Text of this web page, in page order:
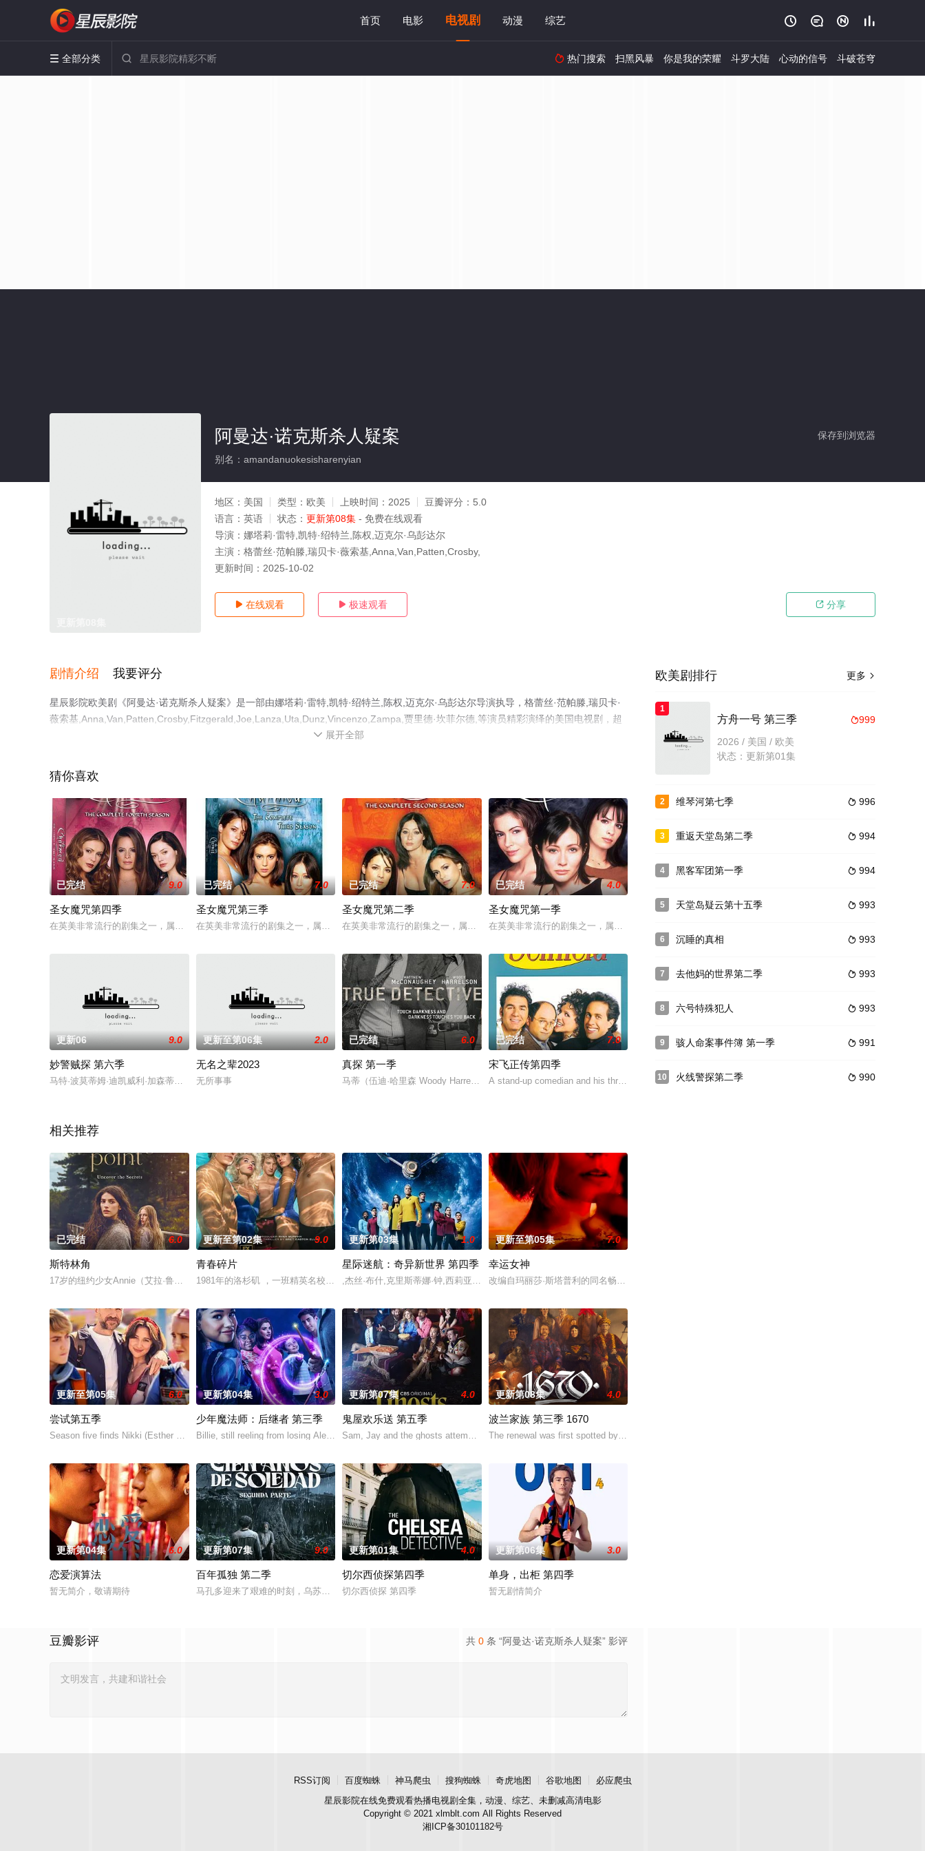
首页 电影 电视剧 动漫 综艺    
 全部分类   热门搜索 扫黑风暴 你是我的荣耀 斗罗大陆 心动的信号 斗破苍穹
保存到浏览器
阿曼达·诺克斯杀人疑案
别名：amandanuokesisharenyian
地区： 美国 类型： 欧美 上映时间： 2025 豆瓣评分： 5.0
语言： 英语 状态： 更新第08集 - 免费在线观看
导演： 娜塔莉·雷特,凯特·绍特兰,陈权,迈克尔·乌彭达尔
主演： 格蕾丝·范帕滕,瑞贝卡·薇索基,Anna,Van,Patten,Crosby,
更新时间： 2025-10-02
 在线观看  极速观看  分享
剧情介绍 我要评分
星辰影院欧美剧《阿曼达·诺克斯杀人疑案》是一部由娜塔莉·雷特,凯特·绍特兰,陈权,迈克尔·乌彭达尔导演执导，格蕾丝·范帕滕,瑞贝卡·
薇索基,Anna,Van,Patten,Crosby,Fitzgerald,Joe,Lanza,Uta,Dunz,Vincenzo,Zampa,贾里德·坎菲尔德,等演员精彩演绎的美国电视剧，超
前点播免费观看高清无删减完整版电视剧全集就上星辰影视，更多相关信息可移步至豆瓣电视剧、电视猫或剧情网等平台了解。
 展开全部
猜你喜欢
已完结 9.0
圣女魔咒第四季
在英美非常流行的剧集之一，属于与Buffy同类型的魔届奇幻电视剧，同样也都是WB公司出品。三个魅力非凡的女巫在普通人生活面具下，运用超凡的法术对抗邪恶黑暗力量的故事。音乐剧情都可圈可点。by:meijubar
已完结 7.0
圣女魔咒第三季
在英美非常流行的剧集之一，属于与Buffy同类型的魔届奇幻电视剧，同样也都是WB公司出品。三个魅力非凡的女巫在普通人生活面具下，运用超凡的法术对抗邪恶黑暗力量的故事。音
已完结 7.0
圣女魔咒第二季
在英美非常流行的剧集之一，属于与Buffy同类型的魔届奇幻电视剧，同样也都是WB公司出品。三个魅力非凡的女巫在普通人生活面具下，运用超
已完结 4.0
圣女魔咒第一季
在英美非常流行的剧集之一，属于与Buffy同类型的魔届奇幻电视剧，同样也都是WB公司出品。三个魅力非
更新06 9.0
妙警贼探 第六季
马特·波莫蒂姆·迪凯威利·加森蒂凡妮·西森
更新至第06集 2.0
无名之辈2023
无所事事
已完结 6.0
真探 第一季
马蒂（伍迪·哈里森 Woody Harrelson 饰）和拉斯特（马修·麦康纳 Matthew McConaughey 饰）是一对合作多年的搭档，马蒂为人开朗圆滑，在警
已完结 7.0
宋飞正传第四季
A stand-up comedian and his three offbeat friends weather the pitfalls and payoffs of life in New York City in
相关推荐
已完结 6.0
斯特林角
17岁的纽约少女Annie（艾拉·鲁宾 饰）和双胞胎哥哥由养父抚养长大。她无意中继承了神秘外祖父在加拿大的一座岛屿。于是她前往加拿大度过了一个夏
更新至第02集 9.0
青春碎片
1981年的洛杉矶 ，一班精英名校的高中生原本过住灿烂生活，直至一位神秘转校生出现。与此同时，专门猎杀青少年的连环杀人魔“The Trawler
更新第03集 1.0
星际迷航：奇异新世界 第四季
,杰丝·布什,克里斯蒂娜·钟,西莉亚·罗丝·古丁,阿德里安·霍姆斯,克里斯汀·霍恩,丹·让诺特,卡罗尔·凯恩,亚历克丝·卡普,安松·蒙特,Chris,Myers,梅利莎
更新至第05集 7.0
幸运女神
改编自玛丽莎·斯塔普利的同名畅销小说，讲述专业骗子“幸运儿”露西（安雅·泰勒-乔伊 饰）在一次数百万美元
更新至第05集 6.0
尝试第五季
Season five finds Nikki (Esther Smith) and Jason (Rafe Spall) dealing with the consequences of Princess (Scarlett Rayn
更新第04集 3.0
少年魔法师：后继者 第三季
Billie, still reeling from losing Alex at the en
更新第07集 4.0
鬼屋欢乐送 第五季
Sam, Jay and the ghosts attempt to extricate Jay from his deal with Elia
更新第08集 4.0
波兰家族 第三季 1670
The renewal was first spotted by the account Kino Alert PL after they noted that the series had applied for
更新第04集 6.0
恋爱演算法
暂无简介，敬请期待
更新第07集 9.0
百年孤独 第二季
马孔多迎来了艰难的时刻，乌苏拉·伊瓜兰的诅咒成真，和平越来越难维持…… 该剧改编自诺贝尔文学奖得主加西亚·马尔克斯的同名小说。
更新第01集 4.0
切尔西侦探第四季
切尔西侦探 第四季
更新第06集 3.0
单身，出柜 第四季
暂无剧情简介
共 0 条 “阿曼达·诺克斯杀人疑案” 影评
豆瓣影评
更多 
欧美剧排行
1
999
方舟一号 第三季
2026 / 美国 / 欧美
状态：更新第01集
2  996
维琴河第七季
3  994
重返天堂岛第二季
4  994
黑客军团第一季
5  993
天堂岛疑云第十五季
6  993
沉睡的真相
7  993
去他妈的世界第二季
8  993
六号特殊犯人
9  991
骇人命案事件簿 第一季
10  990
火线警探第二季
RSS订阅 百度蜘蛛 神马爬虫 搜狗蜘蛛 奇虎地图 谷歌地图
必应爬虫
星辰影院在线免费观看热播电视剧全集，动漫、综艺、未删减高清电影
Copyright © 2021 xlmblt.com All Rights Reserved
湘ICP备30101182号